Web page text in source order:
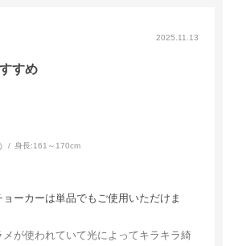
2025.11.13
すめ
身長:161～170cm
ーカーは単品でもご使用いただけま
が使われていて光によってキラキラ綺